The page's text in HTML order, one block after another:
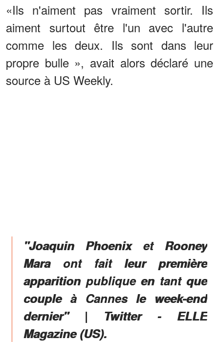
«Ils n'aiment pas vraiment sortir. Ils
aiment surtout être l'un avec l'autre
comme les deux. Ils sont dans leur
propre bulle », avait alors déclaré une
source à US Weekly.
"Joaquin Phoenix et Rooney
Mara ont fait leur première
apparition publique en tant que
couple à Cannes le week-end
dernier" | Twitter - ELLE
Magazine (US).